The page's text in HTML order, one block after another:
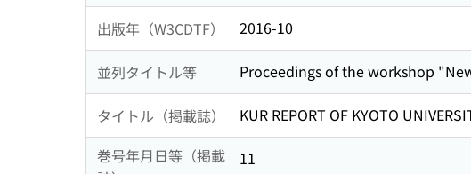
出版年（W3CDTF） 2016-10
並列タイトル等 Proceedings of the workshop
タイトル（掲載誌）
KUR REPORT OF KYOTO
巻号年月日等（掲載
11